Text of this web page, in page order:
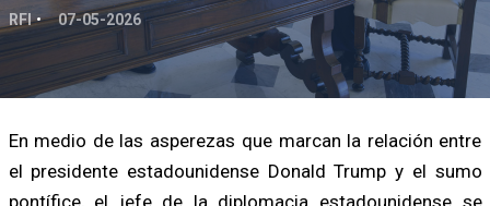
RFI 07-05-2026
En medio de las asperezas que marcan la relación entre
el presidente estadounidense Donald Trump y el sumo
pontífice, el jefe de la diplomacia estadounidense se